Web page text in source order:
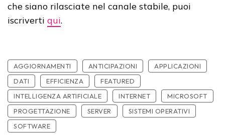
che siano rilasciate nel canale stabile, puoi
iscriverti qui.
AGGIORNAMENTI ANTICIPAZIONI
APPLICAZIONI
DATI
EFFICIENZA
FEATURED
INTELLIGENZA ARTIFICIALE
INTERNET
MICROSOFT
PROGETTAZIONE
SERVER
SISTEMI OPERATIVI
SOFTWARE